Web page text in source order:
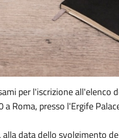
per l'iscrizione all'elenco
a Roma, presso l'Ergife
data dello svolgimento